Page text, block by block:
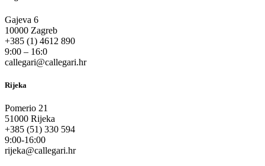
Gajeva 6
10000 Zagreb
+385 (1) 4612 890
9:00 – 16:0
callegari@callegari.hr
Rijeka
Pomerio 21
51000 Rijeka
+385 (51) 330 594
9:00-16:00
rijeka@callegari.hr